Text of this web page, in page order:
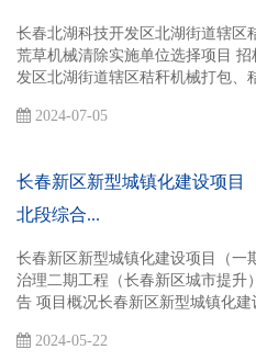
长春北湖科技开发区北湖街道辖区
荒草机械清除实施单位选择项目
发区北湖街道辖区秸秆机械打包、
2024-07-05
长春新区新型城镇化建设项目
北段综合...
长春新区新型城镇化建设项目（一
治理二期工程（长春新区城市提升
告 项目概况长春新区新型城镇化建
2024-05-22